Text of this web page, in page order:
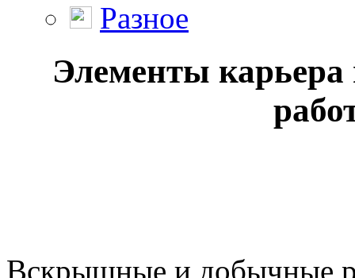
Разное
Элементы
Вскрышные и добычные